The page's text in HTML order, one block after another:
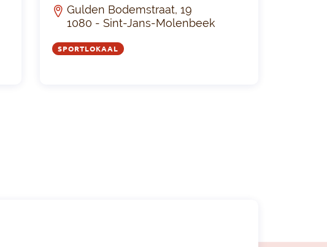
Gulden Bodemstraat, 19
1080 - Sint-Jans-Molenbeek
SPORTLOKAAL